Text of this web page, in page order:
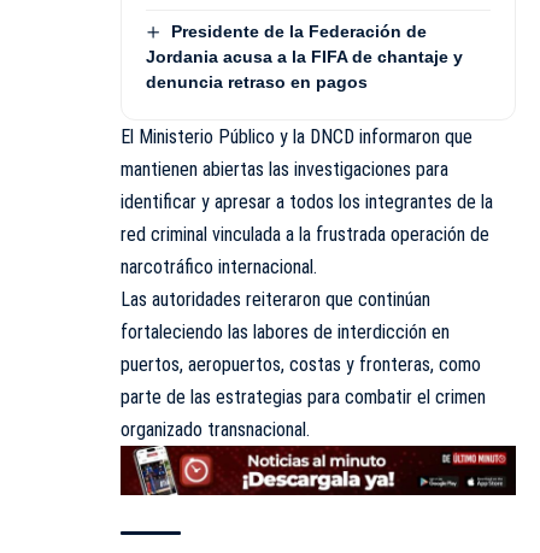
Presidente de la Federación de
Jordania acusa a la FIFA de chantaje y
denuncia retraso en pagos
El Ministerio Público y la DNCD informaron que
mantienen abiertas las investigaciones para
identificar y apresar a todos los integrantes de la
red criminal vinculada a la frustrada operación de
narcotráfico internacional.
Las autoridades reiteraron que continúan
fortaleciendo las labores de interdicción en
puertos, aeropuertos, costas y fronteras, como
parte de las estrategias para combatir el crimen
organizado transnacional.